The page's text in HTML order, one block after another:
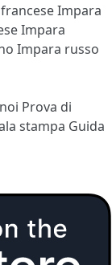
Impara
Impara
Impara russo
Prova di
stampa Guida